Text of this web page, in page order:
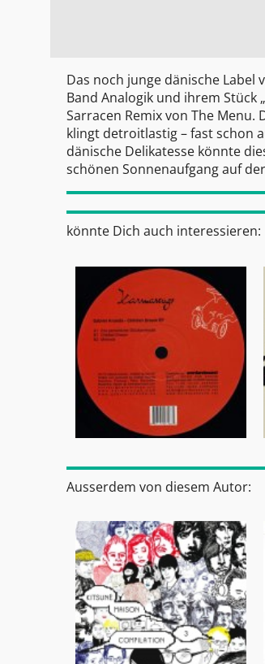
Das noch junge dänische Label
Band Analogik und ihrem
Sarracen Remix von The Menu.
klingt detroitlastig – fast schon
dänische Delikatesse könnte
schönen Sonnenaufgang auf
könnte Dich auch interessieren:
Ausserdem von diesem Autor: